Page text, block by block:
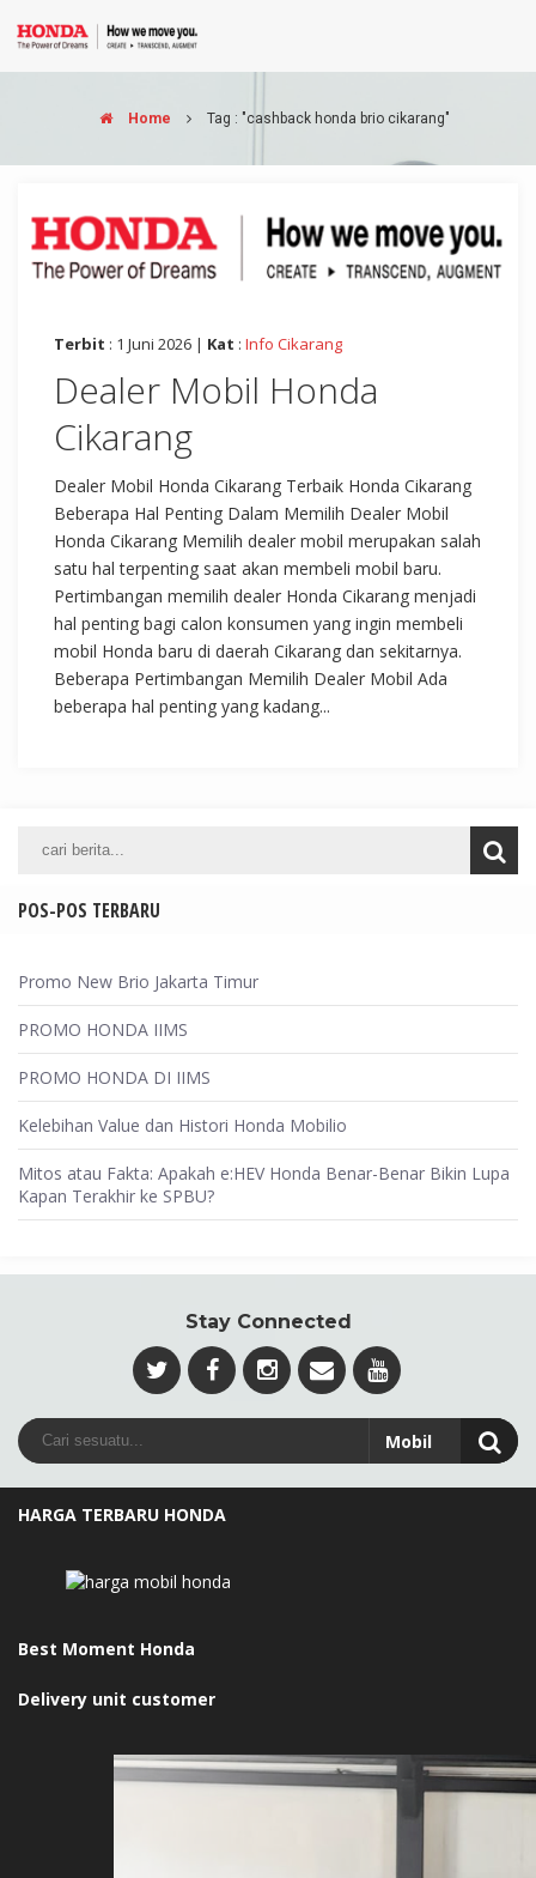
Home Tag : "cashback honda brio cikarang"
Terbit : 1 Juni 2026 | Kat : Info Cikarang
Dealer Mobil Honda
Cikarang
Dealer Mobil Honda Cikarang Terbaik Honda Cikarang
Beberapa Hal Penting Dalam Memilih Dealer Mobil
Honda Cikarang Memilih dealer mobil merupakan salah
satu hal terpenting saat akan membeli mobil baru.
Pertimbangan memilih dealer Honda Cikarang menjadi
hal penting bagi calon konsumen yang ingin membeli
mobil Honda baru di daerah Cikarang dan sekitarnya.
Beberapa Pertimbangan Memilih Dealer Mobil Ada
beberapa hal penting yang kadang...
POS-POS TERBARU
Promo New Brio Jakarta Timur
PROMO HONDA IIMS
PROMO HONDA DI IIMS
Kelebihan Value dan Histori Honda Mobilio
Mitos atau Fakta: Apakah e:HEV Honda Benar-Benar Bikin Lupa
Kapan Terakhir ke SPBU?
Stay Connected
HARGA TERBARU HONDA
Best Moment Honda
Delivery unit customer